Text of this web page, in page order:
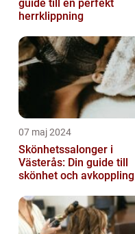
guide till en perfekt
herrklippning
07 maj 2024
Skönhetssalonger i
Västerås: Din guide till
skönhet och avkoppling